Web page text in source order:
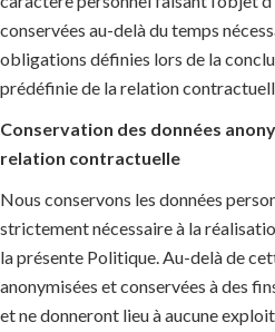
conservées au-delà du temps
obligations définies lors de la
prédéfinie de la relation
Conservation des données
relation contractuelle
Nous conservons les données
strictement nécessaire à la
la présente Politique. Au-delà de
anonymisées et conservées à des
et ne donneront lieu à aucune